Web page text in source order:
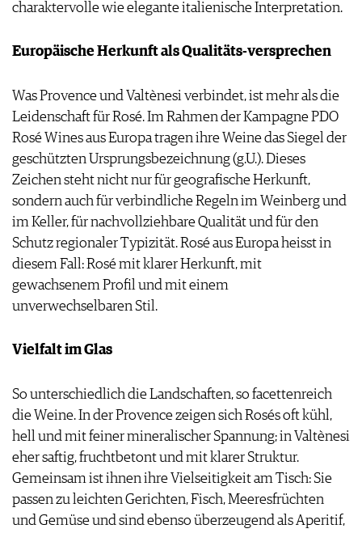
charaktervolle wie elegante italienische Interpretation.
Europäische Herkunft als Qualitäts-versprechen
Was Provence und Valtènesi verbindet, ist mehr als die
Leidenschaft für Rosé. Im Rahmen der Kampagne PDO
Rosé Wines aus Europa tragen ihre Weine das Siegel der
geschützten Ursprungsbezeichnung (g.U.). Dieses
Zeichen steht nicht nur für geografische Herkunft,
sondern auch für verbindliche Regeln im Weinberg und
im Keller, für nachvollziehbare Qualität und für den
Schutz regionaler Typizität. Rosé aus Europa heisst in
diesem Fall: Rosé mit klarer Herkunft, mit
gewachsenem Profil und mit einem
unverwechselbaren Stil.
Vielfalt im Glas
So unterschiedlich die Landschaften, so facettenreich
die Weine. In der Provence zeigen sich Rosés oft kühl,
hell und mit feiner mineralischer Spannung; in Valtènesi
eher saftig, fruchtbetont und mit klarer Struktur.
Gemeinsam ist ihnen ihre Vielseitigkeit am Tisch: Sie
passen zu leichten Gerichten, Fisch, Meeresfrüchten
und Gemüse und sind ebenso überzeugend als Aperitif,